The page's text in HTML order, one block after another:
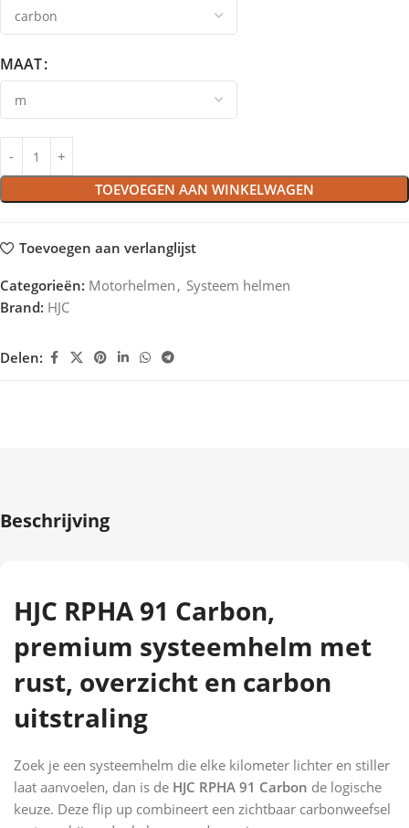
MAAT
TOEVOEGEN AAN WINKELWAGEN
Toevoegen aan verlanglijst
Categorieën: Motorhelmen , Systeem helmen
Brand: HJC
Delen:
Beschrijving
HJC RPHA 91 Carbon,
premium systeemhelm met
rust, overzicht en carbon
uitstraling
Zoek je een systeemhelm die elke kilometer lichter en stiller
laat aanvoelen, dan is de HJC RPHA 91 Carbon de logische
keuze. Deze flip up combineert een zichtbaar carbonweefsel